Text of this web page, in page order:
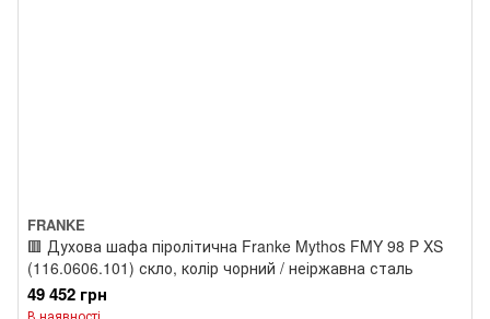
FRANKE
🟥 Духова шафа піролітична Franke Mythos FMY 98 P XS
(116.0606.101) скло, колір чорний / неіржавна сталь
49 452 грн
В наявності